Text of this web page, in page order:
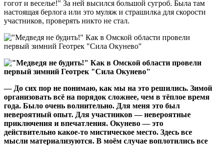
гогот и веселье!" За ней высился большой сугроб. Была там
настоящая берлога или это муляж и страшилка для скорости
участников, проверять никто не стал.
— До сих пор не понимаю, как мы на это решились. Зимой
организовать всё на порядок сложнее, чем в тёплое время
года. Было очень волнительно. Для меня это был
невероятный опыт. Для участников — невероятные
приключения и впечатления. Окунево — это
действительно какое-то мистическое место. Здесь все
мысли материализуются. В моём случае воплотились все